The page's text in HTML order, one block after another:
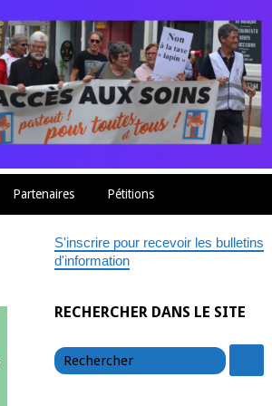
Partenaires Pétitions
S'inscrire pour recevoir les bulletins
d'information
RECHERCHER DANS LE SITE